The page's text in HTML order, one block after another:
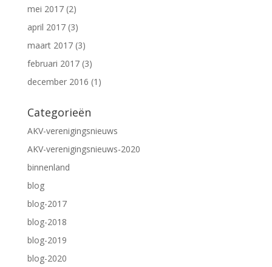
mei 2017(2)
april 2017(3)
maart 2017(3)
februari 2017(3)
december 2016 (1)
Categorieën
AKV-verenigingsnieuws
AKV-verenigingsnieuws-2020
binnenland
blog
blog-2017
blog-2018
blog-2019
blog-2020